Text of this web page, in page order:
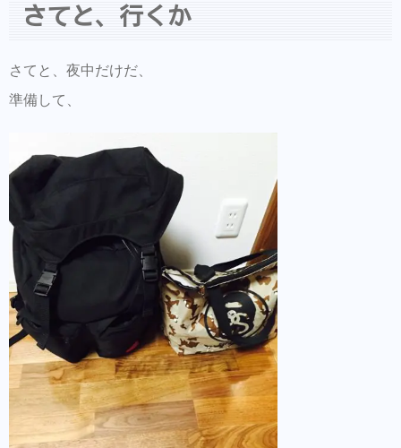
さてと、行くか
さてと、夜中だけだ、
準備して、